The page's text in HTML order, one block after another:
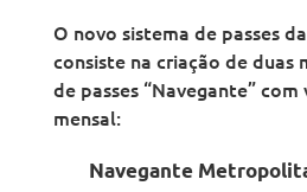
O novo sistema de passes
consiste na criação de duas
de passes “Navegante”
mensal:
Navegante